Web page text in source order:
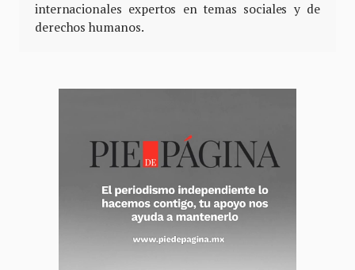
internacionales expertos en temas sociales y de
derechos humanos.